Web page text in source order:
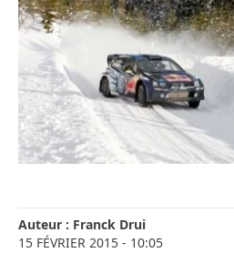
Auteur : Franck Drui
15 FÉVRIER 2015 - 10:05